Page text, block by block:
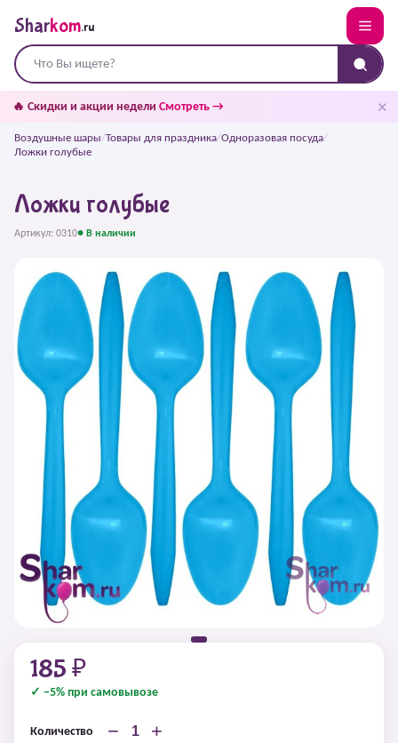
Sharkom.ru
🔥 Скидки и акции недели Смотреть → ✕
Воздушные шары/Товары для праздника/Одноразовая посуда/
Ложки голубые
Ложки голубые
Артикул: 0310● В наличии
185 ₽
✓ −5% при самовывозе
Количество − +